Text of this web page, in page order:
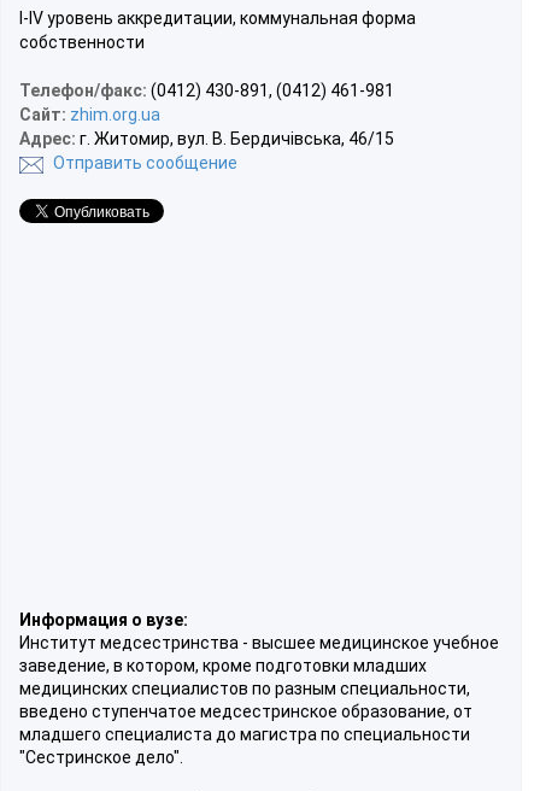
І-ІV уровень аккредитации, коммунальная форма
собственности
Телефон/факс: (0412) 430-891, (0412) 461-981
Сайт: zhim.org.ua
Адрес: г. Житомир, вул. В. Бердичівська, 46/15
Отправить сообщение
Информация о вузе:
Институт медсестринства - высшее медицинское учебное
заведение, в котором, кроме подготовки младших
медицинских специалистов по разным специальности,
введено ступенчатое медсестринское образование, от
младшего специалиста до магистра по специальности
"Сестринское дело".